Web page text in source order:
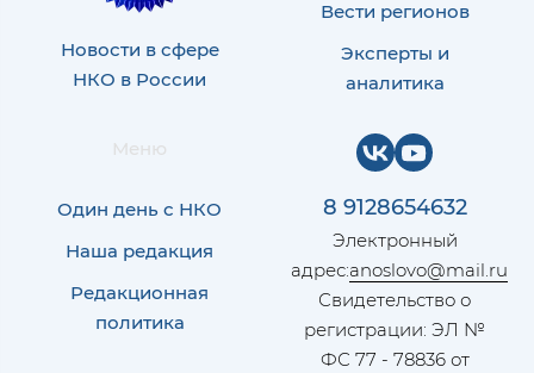
Новости в сфере
НКО в России
Вести регионов
Эксперты и
аналитика
Меню
Один день с НКО
Наша редакция
Редакционная
политика
8 9128654632
Электронный
адрес:anoslovo@mail.ru
Свидетельство о
регистрации: ЭЛ №
ФС 77 - 78836 от